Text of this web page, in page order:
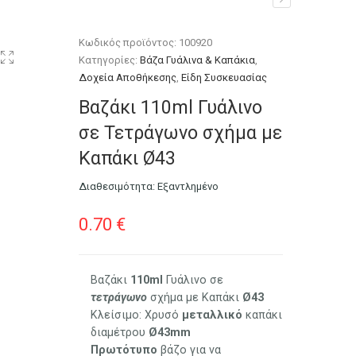
Κωδικός προϊόντος: 100920
Κατηγορίες:Βάζα Γυάλινα & Καπάκια,
Δοχεία Αποθήκεσης,Είδη Συσκευασίας
Βαζάκι 110ml Γυάλινο
σε Τετράγωνο σχήμα με
Καπάκι Ø43
Διαθεσιμότητα:Εξαντλημένο
0.70 €
Βαζάκι 110ml
Γυάλινο σε
τετράγωνο σχήμα με Καπάκι Ø43
Κλείσιμο: Χρυσό μεταλλικό καπάκι
διαμέτρου Ø43mm
Πρωτότυπο βάζο για να